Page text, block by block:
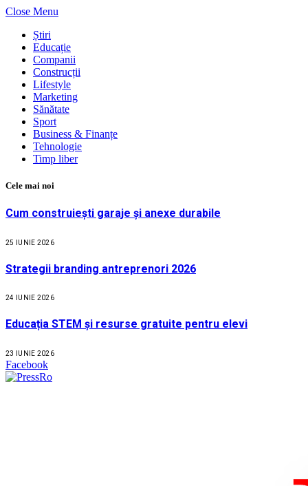
Close Menu
Știri
Educație
Companii
Construcții
Lifestyle
Marketing
Sănătate
Sport
Business & Finanțe
Tehnologie
Timp liber
Cele mai noi
Cum construiești garaje și anexe durabile
25 IUNIE 2026
Strategii branding antreprenori 2026
24 IUNIE 2026
Educația STEM și resurse gratuite pentru elevi
23 IUNIE 2026
Facebook